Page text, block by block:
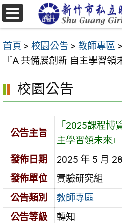
跳
至
要
內
區
首頁 > 校園公告 > 教師專區 >
『AI共備展創新 自主學習領
校園公告
公告主旨
「2025課程博
主學習領未來』
發佈日期
2025 年 5 月
發佈單位
實驗研究組
公告類別
教師專區
公告等級
轉知
選
單